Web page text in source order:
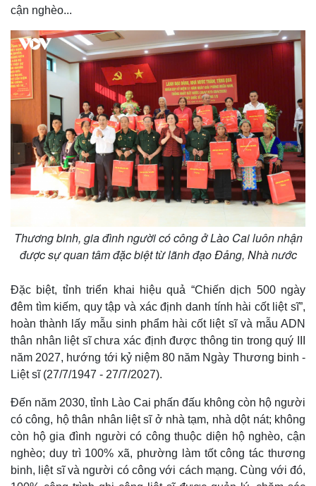
cận nghèo...
Thương binh, gia đình người có công ở Lào Cai luôn nhận
được sự quan tâm đặc biệt từ lãnh đạo Đảng, Nhà nước
Đặc biệt, tỉnh triển khai hiệu quả “Chiến dịch 500 ngày
đêm tìm kiếm, quy tập và xác định danh tính hài cốt liệt sĩ”,
hoàn thành lấy mẫu sinh phẩm hài cốt liệt sĩ và mẫu ADN
thân nhân liệt sĩ chưa xác định được thông tin trong quý III
năm 2027, hướng tới kỷ niệm 80 năm Ngày Thương binh -
Liệt sĩ (27/7/1947 - 27/7/2027).
Đến năm 2030, tỉnh Lào Cai phấn đấu không còn hộ người
có công, hộ thân nhân liệt sĩ ở nhà tạm, nhà dột nát; không
còn hộ gia đình người có công thuộc diện hộ nghèo, cận
nghèo; duy trì 100% xã, phường làm tốt công tác thương
binh, liệt sĩ và người có công với cách mạng. Cùng với đó,